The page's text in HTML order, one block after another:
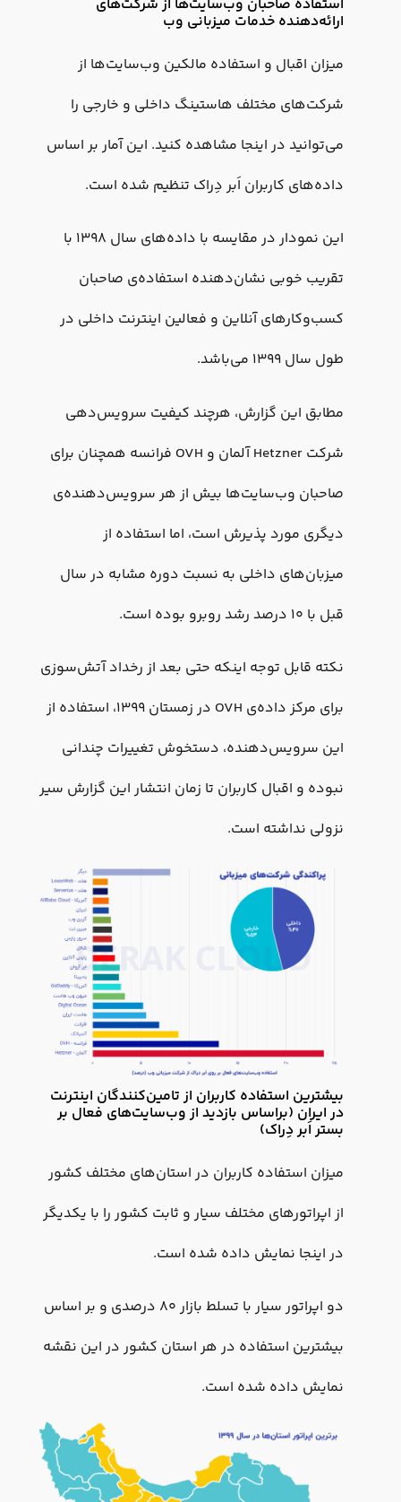
استفاده صاحبان وب‌سایت‌ها از شرکت‌های
ارائه‌دهنده خدمات میزبانی وب
میزان اقبال و استفاده مالکین وب‌سایت‌ها از
شرکت‌های مختلف هاستینگ داخلی و خارجی را
می‌توانید در اینجا مشاهده کنید. این آمار بر اساس
داده‌های کاربران اَبر دِراک تنظیم شده است.
این نمودار در مقایسه با داده‌های سال ۱۳۹۸ با
تقریب خوبی نشان‌دهنده استفاده‌ی صاحبان
کسب‌وکارهای آنلاین و فعالین اینترنت داخلی در
طول سال ۱۳۹۹ می‌باشد.
مطابق این گزارش، هرچند کیفیت سرویس‌دهی
شرکت Hetzner آلمان و OVH فرانسه همچنان برای
صاحبان وب‌سایت‌ها بیش از هر سرویس‌دهنده‌ی
دیگری مورد پذیرش است، اما استفاده از
میزبان‌های داخلی به نسبت دوره مشابه در سال
قبل با ۱۰ درصد رشد روبرو بوده است.
نکته قابل توجه اینکه حتی بعد از رخداد آتش‌سوزی
برای مرکز داده‌ی OVH در زمستان ۱۳۹۹، استفاده از
این سرویس‌دهنده، دستخوش تغییرات چندانی
نبوده و اقبال کاربران تا زمان انتشار این گزارش سیر
نزولی نداشته است.
بیشترین استفاده کاربران از تامین‌کنندگان اینترنت
در ایران (براساس بازدید از وب‌سایت‌های فعال بر
بستر اَبر دِراک)
میزان استفاده کاربران در استان‌های مختلف کشور
از اپراتور‌های مختلف سیار و ثابت کشور را با یکدیگر
در اینجا نمایش داده شده است.
دو اپراتور سیار با تسلط بازار ۸۰ درصدی و بر اساس
بیشترین استفاده در هر استان کشور در این نقشه
نمایش داده شده است.